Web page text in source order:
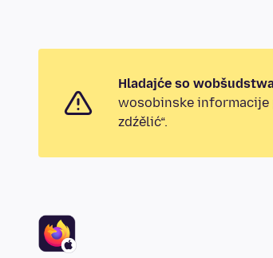
Hladajće so
wosobinske informacije
zdźělić“.